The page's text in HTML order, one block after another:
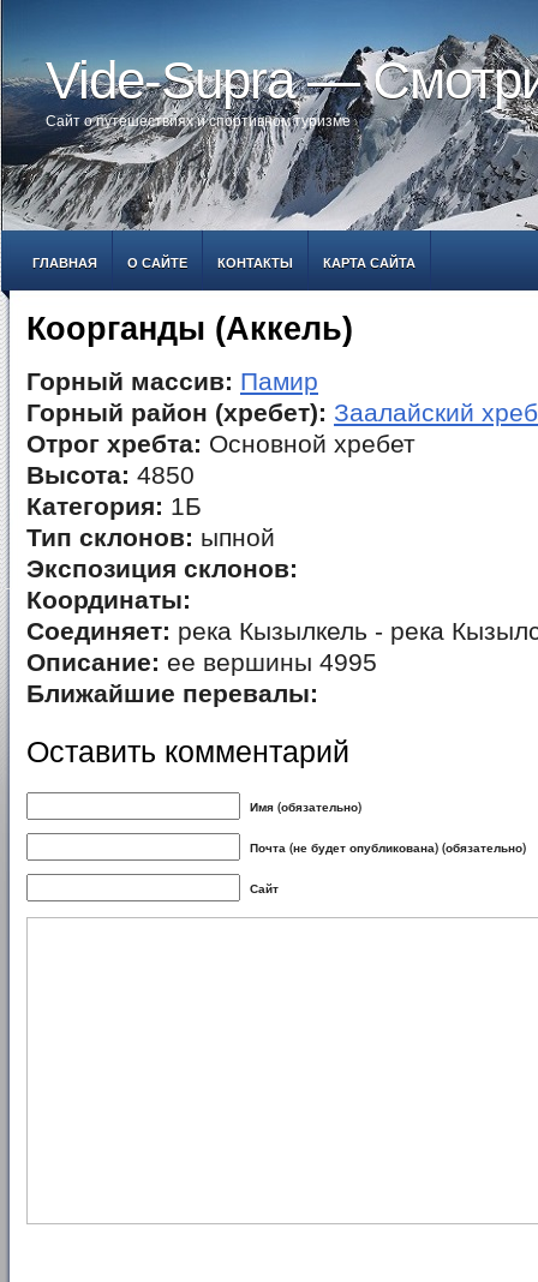
Vide-Supra —
Сайт о путешествиях и спортивном туризме
ГЛАВНАЯ О САЙТЕ КОНТАКТЫ КАРТА САЙТА
Коорганды (Аккель)
Горный массив: Памир
Горный район (хребет): Заалайский
Отрог хребта: Основной хребет
Высота: 4850
Категория: 1Б
Тип склонов: ыпной
Экспозиция склонов:
Координаты:
Соединяет: река Кызылкель - река
Описание: ее вершины 4995
Ближайшие перевалы:
Оставить комментарий
Имя (обязательно)
Почта (не будет опубликована) (обязательно)
Сайт